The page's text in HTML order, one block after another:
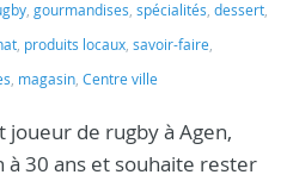
, gourmandises, spécialités, dessert,
, produits locaux, savoir-faire,
, magasin, Centre ville
de rugby à Agen,
à 30 ans et souhaite rester